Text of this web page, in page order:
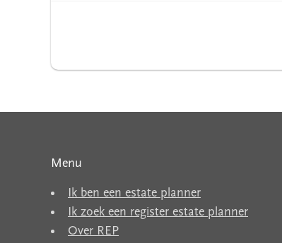
Menu
Ik ben een estate planner
Ik zoek een register estate planner
Over REP